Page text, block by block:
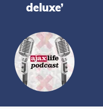
deluxe’